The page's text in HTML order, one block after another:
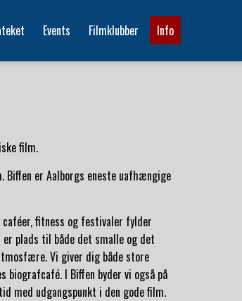
Events Filmklubber Info
film.
er Aalborgs eneste uafhængige
fitness og festivaler fylder
plads til både det smalle og det
Vi giver dig både store
biografcafé. I Biffen byder vi også på
med udgangspunkt i den gode film.